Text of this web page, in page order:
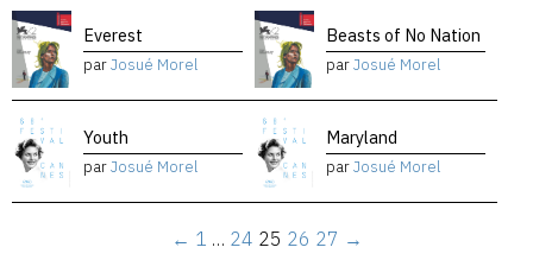
Everest
parJosué Morel
Beasts of No Nation
parJosué Morel
Youth
parJosué Morel
Maryland
parJosué Morel
← 1 … 24 25 26 27 →